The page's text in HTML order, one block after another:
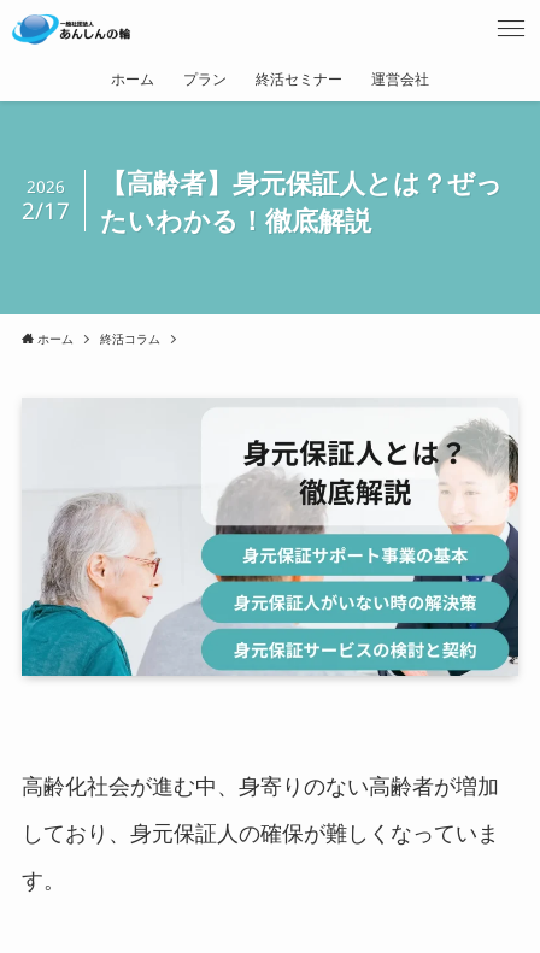
ホーム プラン 終活セミナー 運営会社
【高齢者】身元保証人とは？ぜっ
たいわかる！徹底解説
2026
2/17
ホーム 終活コラム
高齢化社会が進む中、身寄りのない高齢者が増加
しており、身元保証人の確保が難しくなっていま
す。